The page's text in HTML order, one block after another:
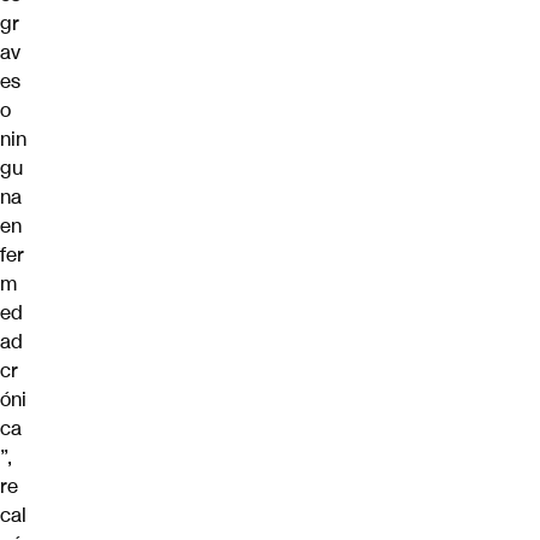
gr
av
es
o
nin
gu
na
en
fer
m
ed
ad
cr
óni
ca
”,
re
cal